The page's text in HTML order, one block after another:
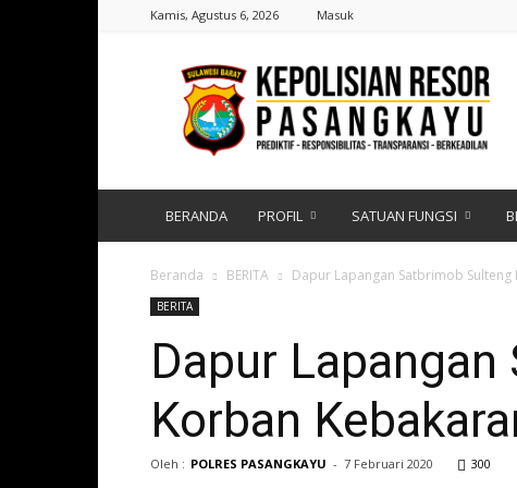
Kamis, Agustus 6, 2026 Masuk
Polres
Pasangkayu
|
Sulawesi
Barat
BERANDA PROFIL SATUAN FUNGSI
Beranda BERITA Dapur Lapangan Satbrimob
BERITA
Dapur
Korban
Oleh : POLRES PASANGKAYU - 7 Februari 2020 300